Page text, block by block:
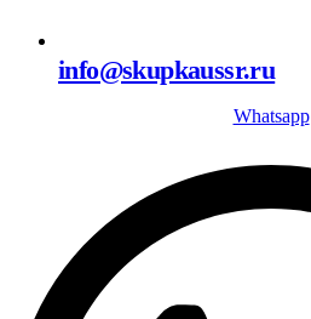
info@skupkaussr.ru
Whatsapp